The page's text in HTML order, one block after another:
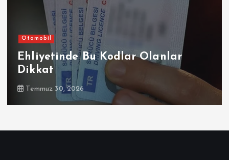
Otomobil
Ehliyetinde Bu Kodlar Olanlar
Dikkat
Temmuz 30, 2026